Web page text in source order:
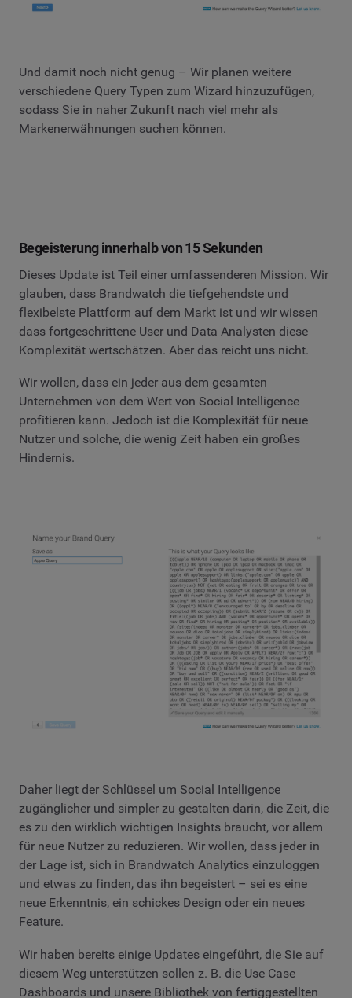
Und damit noch nicht genug – Wir planen weitere
verschiedene Query Typen zum Wizard hinzuzufügen,
sodass Sie in naher Zukunft nach viel mehr als
Markenerwähnungen suchen können.
Begeisterung innerhalb von 15 Sekunden
Dieses Update ist Teil einer umfassenderen Mission. Wir
glauben, dass Brandwatch die tiefgehendste und
flexibelste Plattform auf dem Markt ist und wir wissen
dass fortgeschrittene User und Data Analysten diese
Komplexität wertschätzen. Aber das reicht uns nicht.
Wir wollen, dass ein jeder aus dem gesamten
Unternehmen von dem Wert von Social Intelligence
profitieren kann. Jedoch ist die Komplexität für neue
Nutzer und solche, die wenig Zeit haben ein großes
Hindernis.
Daher liegt der Schlüssel um Social Intelligence
zugänglicher und simpler zu gestalten darin, die Zeit, die
es zu den wirklich wichtigen Insights braucht, vor allem
für neue Nutzer zu reduzieren. Wir wollen, dass jeder in
der Lage ist, sich in Brandwatch Analytics einzuloggen
und etwas zu finden, das ihn begeistert – sei es eine
neue Erkenntnis, ein schickes Design oder ein neues
Feature.
Wir haben bereits einige Updates eingeführt, die Sie auf
diesem Weg unterstützen sollen z. B. die Use Case
Dashboards und unsere Bibliothek von fertiggestellten